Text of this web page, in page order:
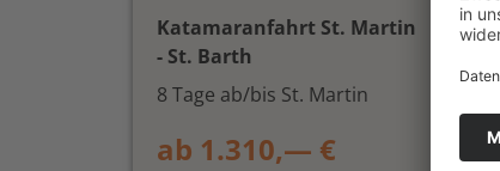
Katamaranfahrt St. Martin
- St. Barth
8 Tage ab/bis St. Martin
ab 1.310,— €